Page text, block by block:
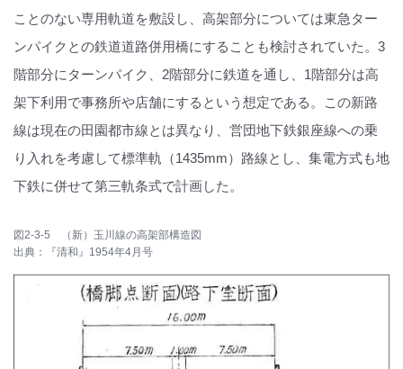
ことのない専用軌道を敷設し、高架部分については東急ター
ンパイクとの鉄道道路併用橋にすることも検討されていた。3
階部分にターンパイク、2階部分に鉄道を通し、1階部分は高
架下利用で事務所や店舗にするという想定である。この新路
線は現在の田園都市線とは異なり、営団地下鉄銀座線への乗
り入れを考慮して標準軌（1435mm）路線とし、集電方式も地
下鉄に併せて第三軌条式で計画した。
図2-3-5 （新）玉川線の高架部構造図
出典：『清和』1954年4月号